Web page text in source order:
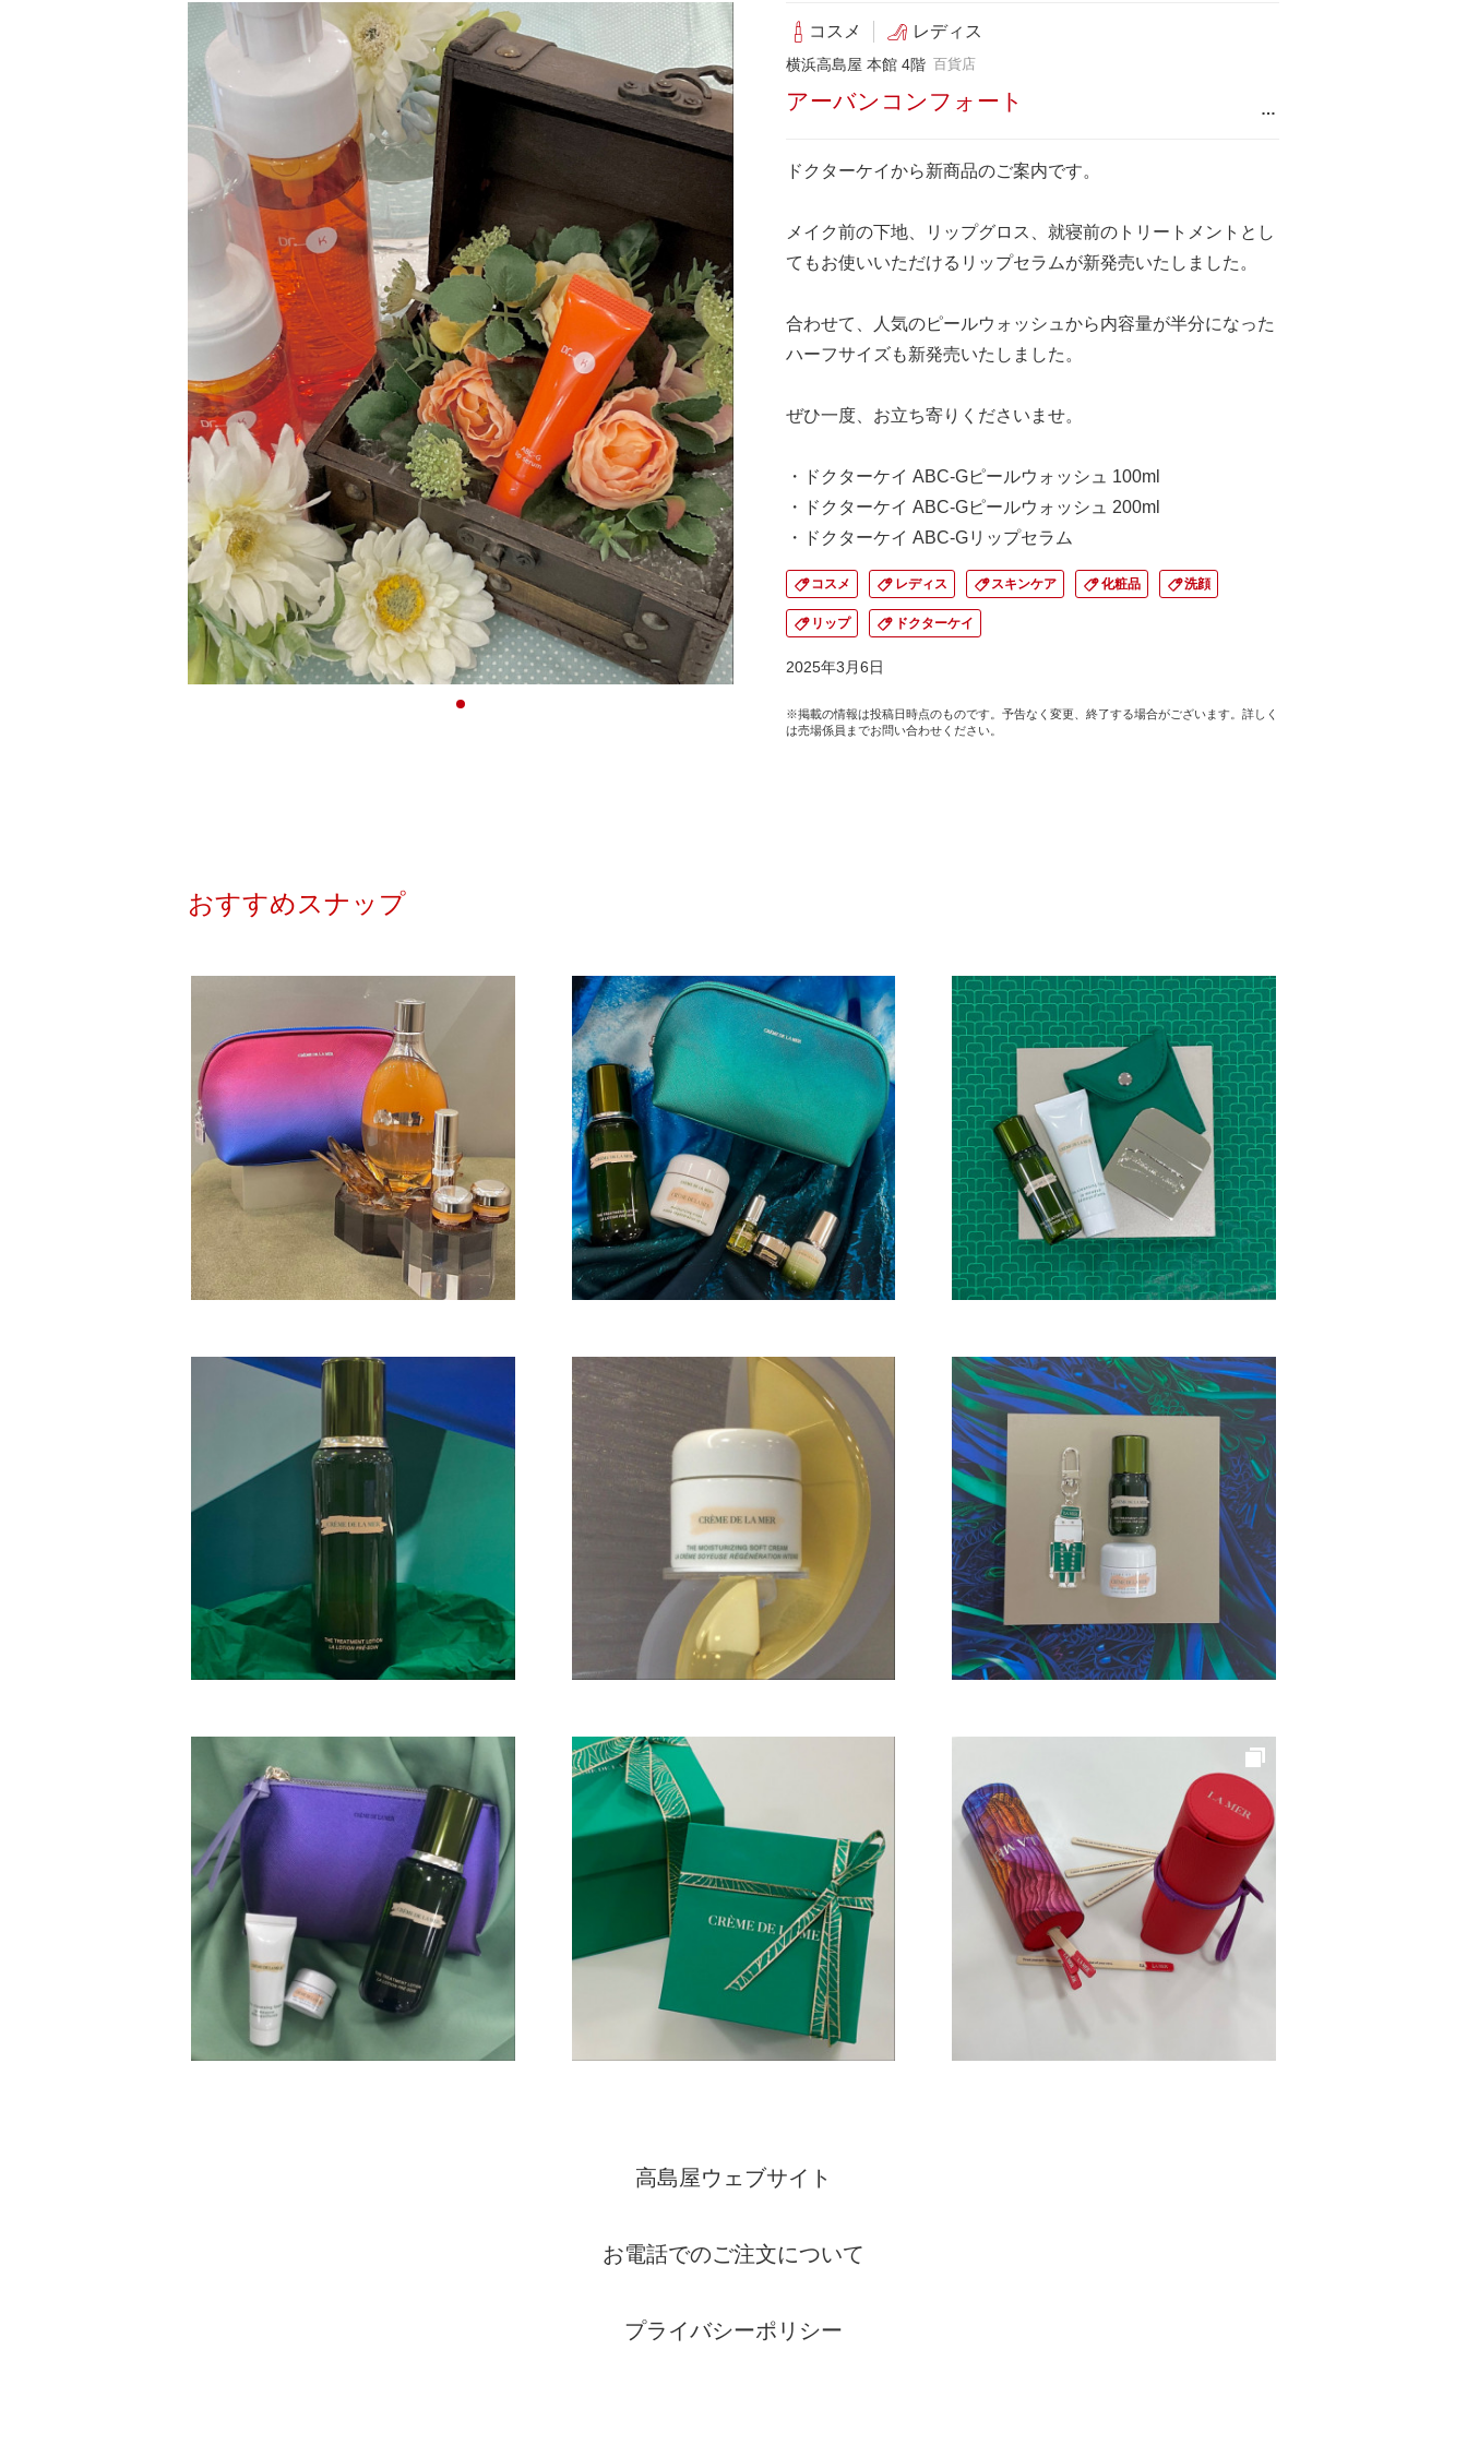
コスメ レディス
横浜高島屋 本館 4階 百貨店
アーバンコンフォート …
ドクターケイから新商品のご案内です。
メイク前の下地、リップグロス、就寝前のトリートメントとし
てもお使いいただけるリップセラムが新発売いたしました。
合わせて、人気のピールウォッシュから内容量が半分になった
ハーフサイズも新発売いたしました。
ぜひ一度、お立ち寄りくださいませ。
・ドクターケイ ABC-Gピールウォッシュ 100ml
・ドクターケイ ABC-Gピールウォッシュ 200ml
・ドクターケイ ABC-Gリップセラム
コスメ レディス スキンケア 化粧品 洗顔
リップ ドクターケイ
2025年3月6日
※掲載の情報は投稿日時点のものです。予告なく変更、終了する場合がございます。詳しく
は売場係員までお問い合わせください。
おすすめスナップ
高島屋ウェブサイト
お電話でのご注文について
プライバシーポリシー